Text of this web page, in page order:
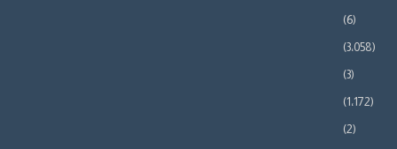
(6)
(3٬058)
(3)
(1٬172)
(2)